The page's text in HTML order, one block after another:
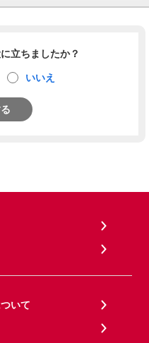
立ちましたか？
いいえ
いて